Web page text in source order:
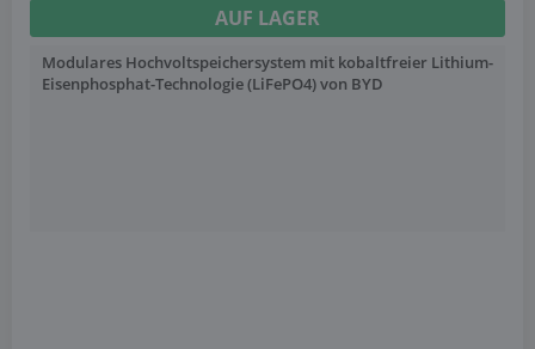
AUF LAGER
Modulares Hochvoltspeichersystem mit kobaltfreier Lithium-
Eisenphosphat-Technologie (LiFePO4) von BYD